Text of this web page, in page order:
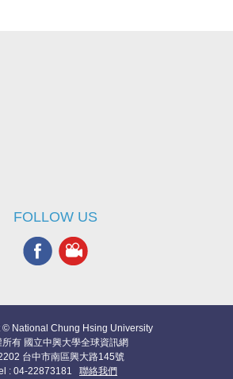
FOLLOW US
© National Chung Hsing University
所有 國立中興大學全球資訊網
台中市南區興大路145號
: 04-22873181 聯絡我們